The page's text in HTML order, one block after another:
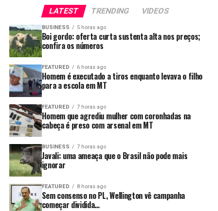
propriedades e ameace também nossa competitividade
internacional, é preciso reconhecer uma verdade
simples: o modelo atual não está funcionando.
E quando uma estratégia deixa de produzir resultado,
insistir nela não é solução. É apenas adiar um problema
que pode se tornar muito maior no futuro.
LATEST TRENDING VIDEOS
BUSINESS 5 horas ago
Boi gordo: oferta curta sustenta alta nos preços;
confira os números
FEATURED 6 horas ago
Homem é executado a tiros enquanto levava o filho
para a escola em MT
FEATURED 7 horas ago
Homem que agrediu mulher com coronhadas na
cabeça é preso com arsenal em MT
BUSINESS 7 horas ago
Javali: uma ameaça que o Brasil não pode mais
ignorar
FEATURED 8 horas ago
Sem consenso no PL, Wellington vê campanha
começar dividida…